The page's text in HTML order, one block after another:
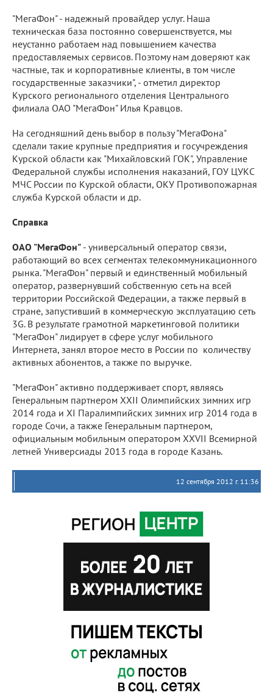
"МегаФон" - надежный провайдер услуг. Наша
техническая база постоянно совершенствуется, мы
неустанно работаем над повышением качества
предоставляемых сервисов. Поэтому нам доверяют как
частные, так и корпоративные клиенты, в том числе
государственные заказчики", - отметил директор
Курского регионального отделения Центрального
филиала ОАО "МегаФон" Илья Кравцов.
На сегодняшний день выбор в пользу "МегаФона"
сделали такие крупные предприятия и госучреждения
Курской области как "Михайловский ГОК", Управление
Федеральной службы исполнения наказаний, ГОУ ЦУКС
МЧС России по Курской области, ОКУ Противопожарная
служба Курской области и др.
Справка
ОАО "МегаФон" - универсальный оператор связи,
работающий во всех сегментах телекоммуникационного
рынка. "МегаФон" первый и единственный мобильный
оператор, развернувший собственную сеть на всей
территории Российской Федерации, а также первый в
стране, запустивший в коммерческую эксплуатацию сеть
3G. В результате грамотной маркетинговой политики
"МегаФон" лидирует в сфере услуг мобильного
Интернета, занял второе место в России по количеству
активных абонентов, а также по выручке.
"МегаФон" активно поддерживает спорт, являясь
Генеральным партнером XXII Олимпийских зимних игр
2014 года и ХI Паралимпийских зимних игр 2014 года в
городе Сочи, а также Генеральным партнером,
официальным мобильным оператором XXVII Всемирной
летней Универсиады 2013 года в городе Казань.
12 сентября 2012 г. 11:36